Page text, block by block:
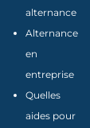
alternance
Alternance
en
entreprise
Quelles
aides pour